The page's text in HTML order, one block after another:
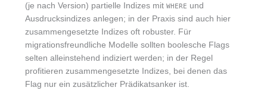
(je nach Version) partielle Indizes mit WHERE und
Ausdrucksindizes anlegen; in der Praxis sind auch hier
zusammengesetzte Indizes oft robuster. Für
migrationsfreundliche Modelle sollten boolesche Flags
selten alleinstehend indiziert werden; in der Regel
profitieren zusammengesetzte Indizes, bei denen das
Flag nur ein zusätzlicher Prädikatsanker ist.